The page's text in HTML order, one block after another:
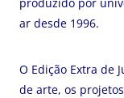
ar desde 1996.
O Edição Extra de
de arte, os